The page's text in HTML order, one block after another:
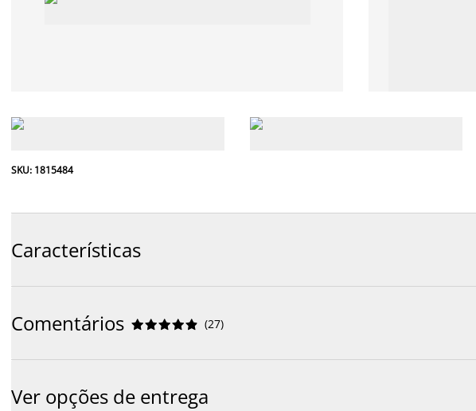
SKU: 1815484
Características
Comentários 




 (27)
Ver opções de entrega